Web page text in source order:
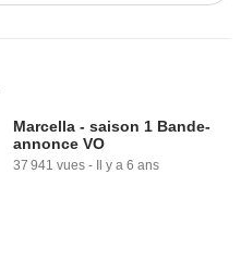
Marcella - saison 1 Bande-
annonce VO
37 941 vues - Il y a 6 ans